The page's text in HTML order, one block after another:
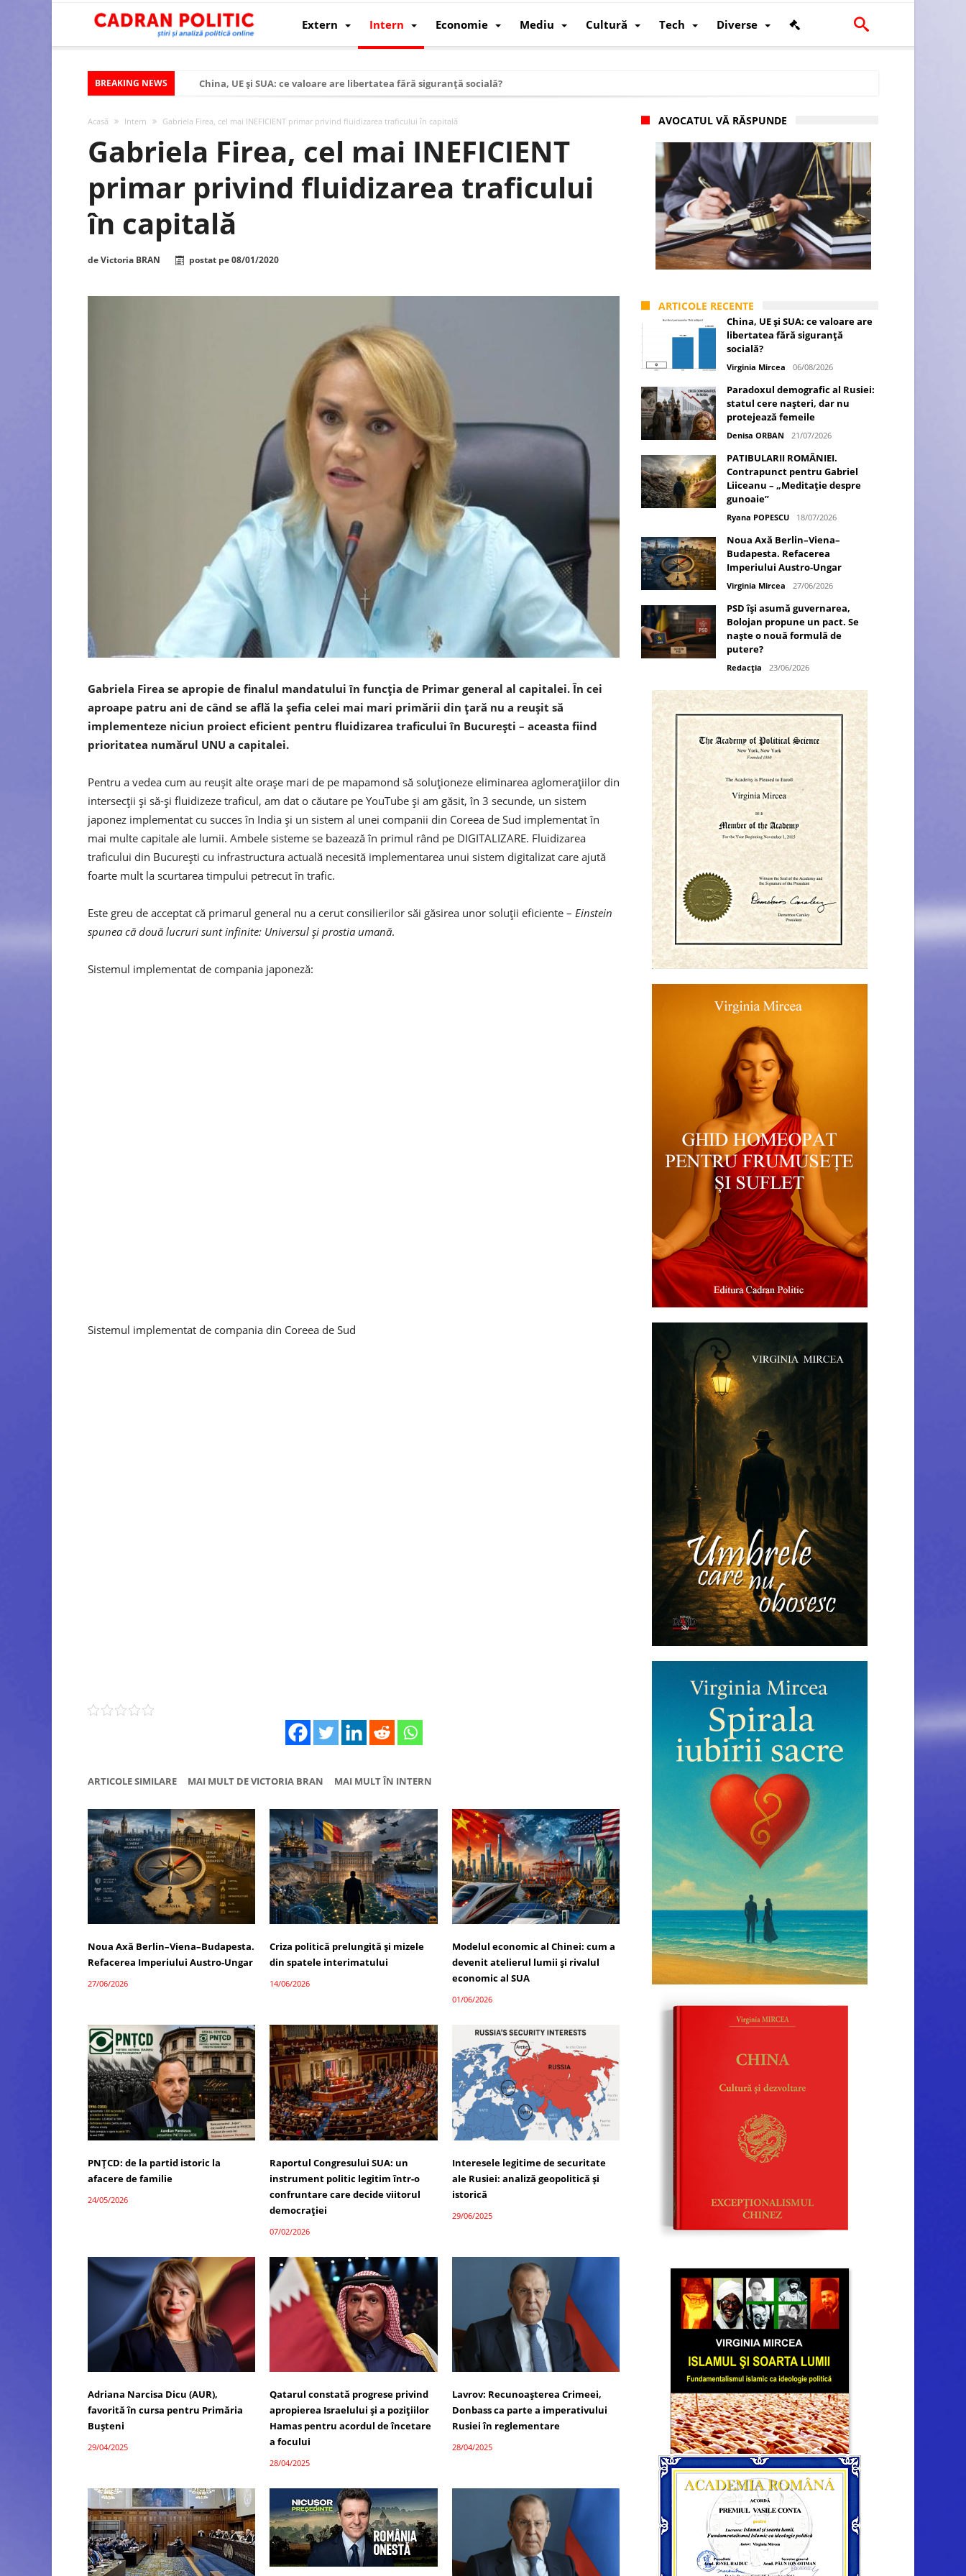
Extern Intern Economie Mediu Cultură Tech Diverse
BREAKING NEWS
China, UE și SUA: ce valoare are libertatea fără siguranță socială?
Modelul economic al Chinei: cum a devenit atelierul lumii și rivalul economic al SUA
Modelul economic al Rusiei: de ce rezistă?
Viitorul României în Uniunea Europeană. Ce ne așteaptă? – O analiză structurală a demografiei, fiscalității și poziției României în U.E.
România – ROExit pentru a supraviețui ca țară
Acasă Intern Gabriela Firea, cel mai INEFICIENT primar privind fluidizarea traficului în capitală
Gabriela Firea, cel mai INEFICIENT
primar privind fluidizarea traficului
în capitală
deVictoria BRAN postat pe08/01/2020
Gabriela Firea se apropie de finalul mandatului în funcția de Primar general al capitalei. În cei
aproape patru ani de când se află la șefia celei mai mari primării din țară nu a reușit să
implementeze niciun proiect eficient pentru fluidizarea traficului în București – aceasta fiind
prioritatea numărul UNU a capitalei.
Pentru a vedea cum au reușit alte orașe mari de pe mapamond să soluționeze eliminarea aglomerațiilor din
intersecții și să-și fluidizeze traficul, am dat o căutare pe YouTube și am găsit, în 3 secunde, un sistem
japonez implementat cu succes în India și un sistem al unei companii din Coreea de Sud implementat în
mai multe capitale ale lumii. Ambele sisteme se bazează în primul rând pe DIGITALIZARE. Fluidizarea
traficului din București cu infrastructura actuală necesită implementarea unui sistem digitalizat care ajută
foarte mult la scurtarea timpului petrecut în trafic.
Este greu de acceptat că primarul general nu a cerut consilierilor săi găsirea unor soluții eficiente – Einstein
spunea că două lucruri sunt infinite: Universul și prostia umană.
Sistemul implementat de compania japoneză:
Sistemul implementat de compania din Coreea de Sud
ARTICOLE SIMILARE MAI MULT DE VICTORIA BRAN MAI MULT ÎN INTERN
Noua Axă Berlin–Viena–Budapesta.
Refacerea Imperiului Austro-Ungar
27/06/2026
Criza politică prelungită și mizele
din spatele interimatului
14/06/2026
Modelul economic al Chinei: cum a
devenit atelierul lumii și rivalul
economic al SUA
01/06/2026
PNȚCD: de la partid istoric la
afacere de familie
24/05/2026
Raportul Congresului SUA: un
instrument politic legitim într-o
confruntare care decide viitorul
democrației
07/02/2026
Interesele legitime de securitate
ale Rusiei: analiză geopolitică și
istorică
29/06/2025
Adriana Narcisa Dicu (AUR),
favorită în cursa pentru Primăria
Bușteni
29/04/2025
Qatarul constată progrese privind
apropierea Israelului și a pozițiilor
Hamas pentru acordul de încetare
a focului
28/04/2025
Lavrov: Recunoașterea Crimeei,
Donbass ca parte a imperativului
Rusiei în reglementare
28/04/2025
AVOCATUL VĂ RĂSPUNDE
ARTICOLE RECENTE
China, UE și SUA: ce valoare are
libertatea fără siguranță
socială?
Virginia Mircea 06/08/2026
Paradoxul demografic al Rusiei:
statul cere nașteri, dar nu
protejează femeile
Denisa ORBAN 21/07/2026
PATIBULARII ROMÂNIEI.
Contrapunct pentru Gabriel
Liiceanu – „Meditație despre
gunoaie”
Ryana POPESCU 18/07/2026
Noua Axă Berlin–Viena–
Budapesta. Refacerea
Imperiului Austro-Ungar
Virginia Mircea 27/06/2026
PSD își asumă guvernarea,
Bolojan propune un pact. Se
naște o nouă formulă de
putere?
Redacția 23/06/2026